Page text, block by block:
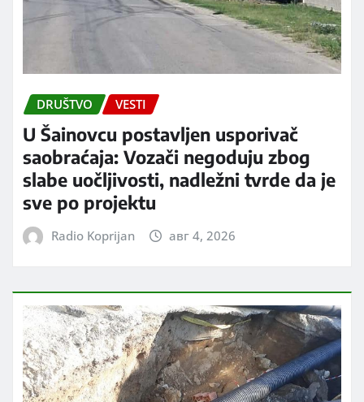
DRUŠTVO VESTI
U Šainovcu postavljen usporivač
saobraćaja: Vozači negoduju zbog
slabe uočljivosti, nadležni tvrde da je
sve po projektu
Radio Koprijan авг 4, 2026